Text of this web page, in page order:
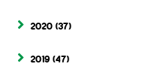
2020 (37)
2019 (47)